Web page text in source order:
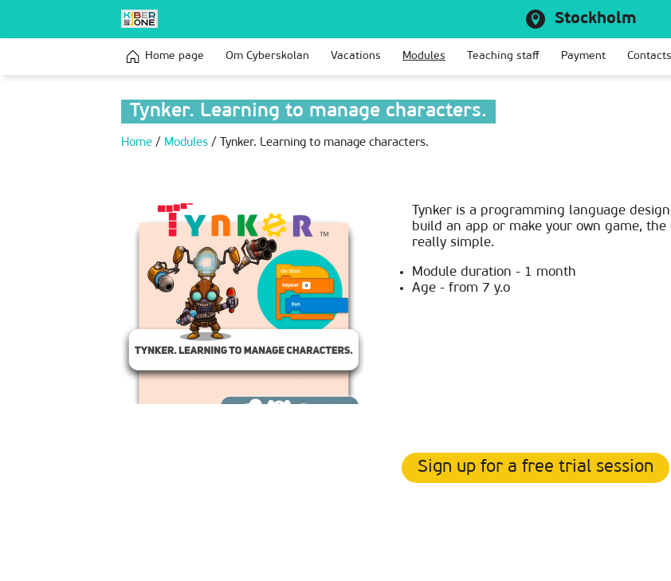
Stockholm
Home page Om Сyberskolan Vacations Modules Teaching staff Payment Contacts
Tynker. Learning to manage characters.
Home / Modules / Tynker. Learning to manage characters.
Tynker is a programming language
build an app or make your own game,
really simple.
Module duration - 1 month
Age - from 7 y.o
Sign up for a free trial session